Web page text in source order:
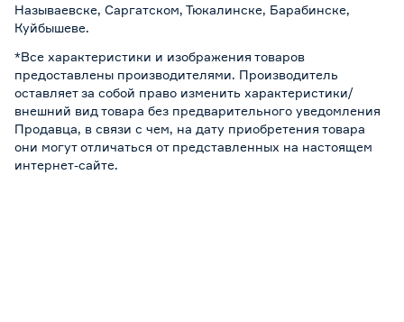
Называевске, Саргатском, Тюкалинске, Барабинске,
Куйбышеве.
*Все характеристики и изображения товаров
предоставлены производителями. Производитель
оставляет за собой право изменить характеристики/
внешний вид товара без предварительного уведомления
Продавца, в связи с чем, на дату приобретения товара
они могут отличаться от представленных на настоящем
интернет-сайте.